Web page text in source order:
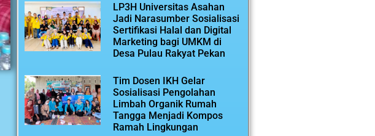
LP3H Universitas Asahan
Jadi Narasumber Sosialisasi
Sertifikasi Halal dan Digital
Marketing bagi UMKM di
Desa Pulau Rakyat Pekan
Tim Dosen IKH Gelar
Sosialisasi Pengolahan
Limbah Organik Rumah
Tangga Menjadi Kompos
Ramah Lingkungan